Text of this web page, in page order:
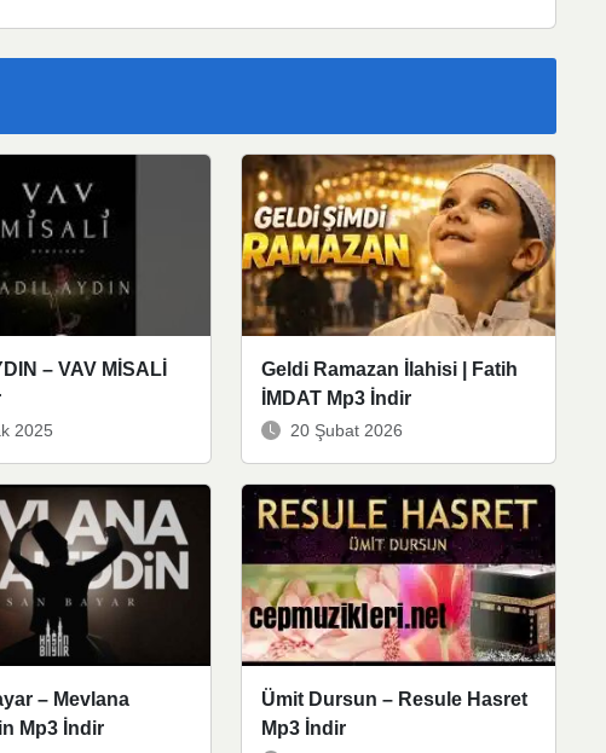
– VAV MİSALİ
2025
Geldi Ramazan İlahisi | Fatih
İMDAT Mp3 İndir
20 Şubat 2026
– Mevlana
Mp3 İndir
Ümit Dursun – Resule Hasret
Mp3 İndir